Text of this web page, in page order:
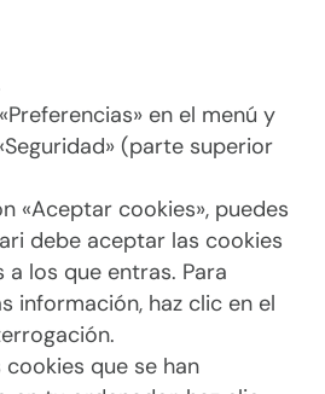
en el menú y
(parte superior
«Aceptar cookies», puedes
debe aceptar las cookies
a los que entras. Para
información, haz clic en el
cookies que se han